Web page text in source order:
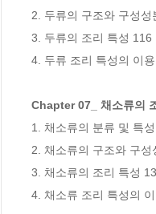
2. 두류의 구조와 구성성
3. 두류의 조리 특성 116
4. 두류 조리 특성의 이
Chapter 07_ 채소류의
1. 채소류의 분류 및 특
2. 채소류의 구조와 구성
3. 채소류의 조리 특성
4. 채소류 조리 특성의